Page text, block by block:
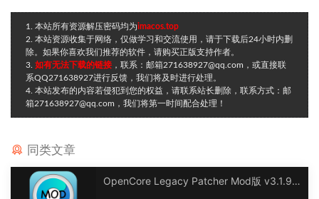
1. 本站所有资源解压密码均为imacos.top
2. 本站资源收集于网络，仅做学习和交流使用，请于下载后24小时内删
除。如果你喜欢我们推荐的软件，请购买正版支持作者。
3. 如有无法下载的链接 ，联系：邮箱271638927@qq.com，或直接联
系QQ271638927进行反馈，我们将及时进行处理。
4. 本站发布的内容若侵犯到您的权益，请联系站长删除，联系方式：邮
箱271638927@qq.com，我们将第一时间配合处理！
同类文章
OpenCore Legacy Patcher Mod版 v3.1.9